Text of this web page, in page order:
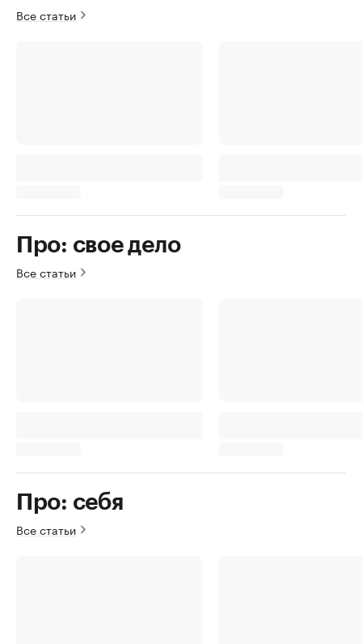
Все статьи
Про: свое дело
Все статьи
Про: себя
Все статьи